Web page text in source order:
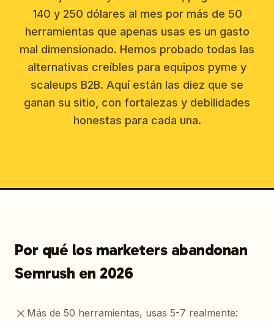
140 y 250 dólares al mes por más de 50
herramientas que apenas usas es un gasto
mal dimensionado. Hemos probado todas las
alternativas creíbles para equipos pyme y
scaleups B2B. Aquí están las diez que se
ganan su sitio, con fortalezas y debilidades
honestas para cada una.
Por qué los marketers abandonan
Semrush en 2026
Más de 50 herramientas, usas 5-7 realmente: